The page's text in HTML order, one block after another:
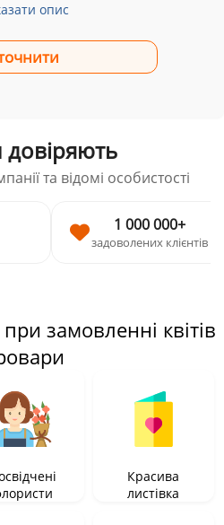
опис
та відомі особистості
1 000 000+
задоволених клієнтів
замовленні квітів
Красива
листівка